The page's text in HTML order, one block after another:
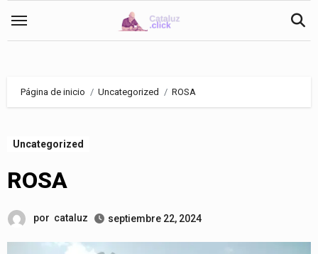
Página de inicio Uncategorized ROSA
Uncategorized
ROSA
por cataluz septiembre 22, 2024